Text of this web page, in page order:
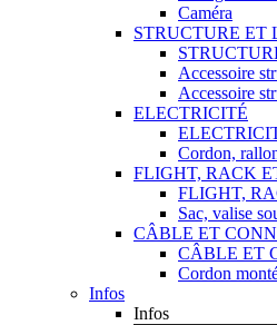
Caméra
STRUCTURE ET
Accessoire
Accessoire
ELECTRICITÉ
Cordon,
FLIGHT, RACK
FLIGHT,
Sac, valise
CÂBLE ET
CÂBLE ET
Cordon
Infos
Infos